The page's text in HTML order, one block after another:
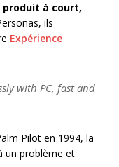
produit à court,
ils
Expérience
with PC, fast and
Pilot en 1994, la
un problème et